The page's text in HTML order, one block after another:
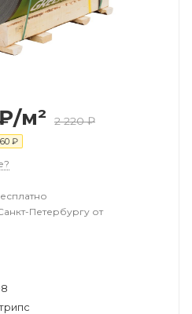
/м² 2 220₽
₽
Петербургу от